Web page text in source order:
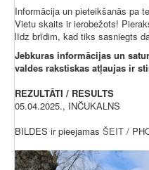
Informācija un pieteikšanās pa
Vietu skaits ir ierobežots!
līdz brīdim, kad tiks sasniegts
Jebkuras informācijas un
valdes rakstiskas atļaujas ir
REZULTĀTI / RESULTS
05.04.2025., INČUKALNS
BILDES ir pieejamas ŠEIT /